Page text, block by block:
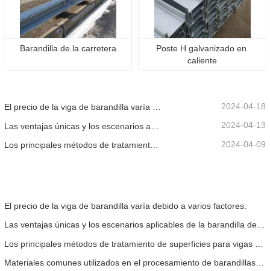
Barandilla de la carretera
Poste H galvanizado en
caliente
El precio de la viga de barandilla varía debido a varios factores. 2024-04-18
2024-04-13
2024-04-09
El precio de la viga de barandilla varía debido a varios factores.
Las ventajas únicas y los escenarios aplicables de la barandilla de la carretera.